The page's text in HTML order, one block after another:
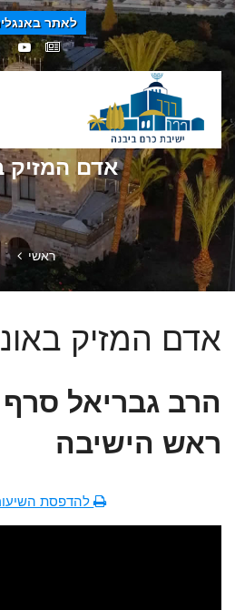
לאתר
אדם המזיק
ראשי
אדם המזיק
הרב גבריאל סרף
ראש הישיבה
להדפסת